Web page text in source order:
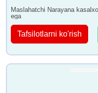
Maslahatchi Narayana
ega
Tafsilotlarni ko'rish